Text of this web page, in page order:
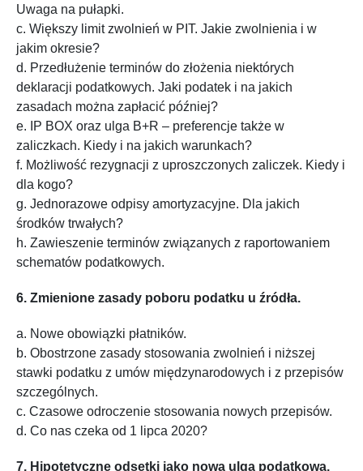
Uwaga na pułapki.
c. Większy limit zwolnień w PIT. Jakie zwolnienia i w
jakim okresie?
d. Przedłużenie terminów do złożenia niektórych
deklaracji podatkowych. Jaki podatek i na jakich
zasadach można zapłacić później?
e. IP BOX oraz ulga B+R – preferencje także w
zaliczkach. Kiedy i na jakich warunkach?
f. Możliwość rezygnacji z uproszczonych zaliczek. Kiedy i
dla kogo?
g. Jednorazowe odpisy amortyzacyjne. Dla jakich
środków trwałych?
h. Zawieszenie terminów związanych z raportowaniem
schematów podatkowych.
6. Zmienione zasady poboru podatku u źródła.
a. Nowe obowiązki płatników.
b. Obostrzone zasady stosowania zwolnień i niższej
stawki podatku z umów międzynarodowych i z przepisów
szczególnych.
c. Czasowe odroczenie stosowania nowych przepisów.
d. Co nas czeka od 1 lipca 2020?
7. Hipotetyczne odsetki jako nowa ulga podatkowa.